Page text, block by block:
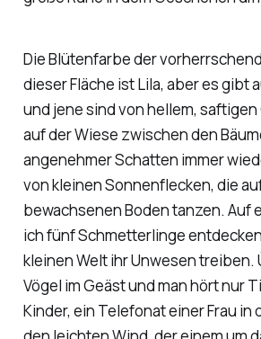
Die Blütenfarbe der
dieser Fläche ist Lila, aber es gibt
und jene sind von hellem,
auf der Wiese zwischen den
angenehmer Schatten immer
von kleinen Sonnenflecken, die
bewachsenen Boden tanzen. Auf
ich fünf Schmetterlinge
kleinen Welt ihr Unwesen treiben.
Vögel im Geäst und man hört nur
Kinder, ein Telefonat einer Frau in